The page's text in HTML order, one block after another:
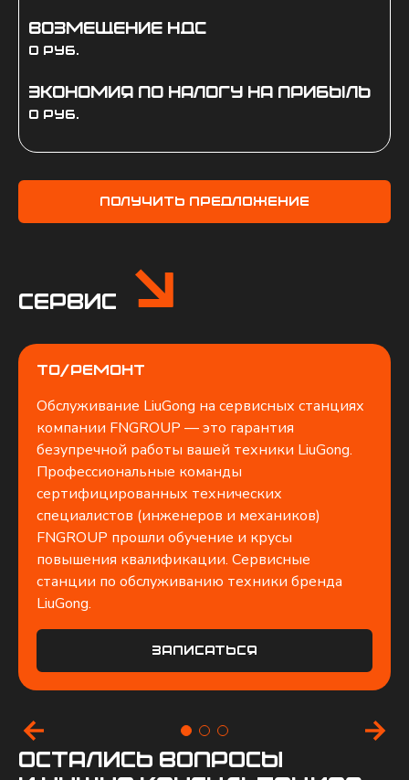
Возмещение НДС
0 руб.
Экономия по налогу на прибыль
0 руб.
Получить предложение
Сервис
ТО/Ремонт
Обслуживание LiuGong на сервисных станциях
компании FNGROUP — это гарантия
безупречной работы вашей техники LiuGong.
Профессиональные команды
сертифицированных технических
специалистов (инженеров и механиков)
FNGROUP прошли обучение и крусы
повышения квалификации. Сервисные
станции по обслуживанию техники бренда
LiuGong.
Записаться
остались вопросы